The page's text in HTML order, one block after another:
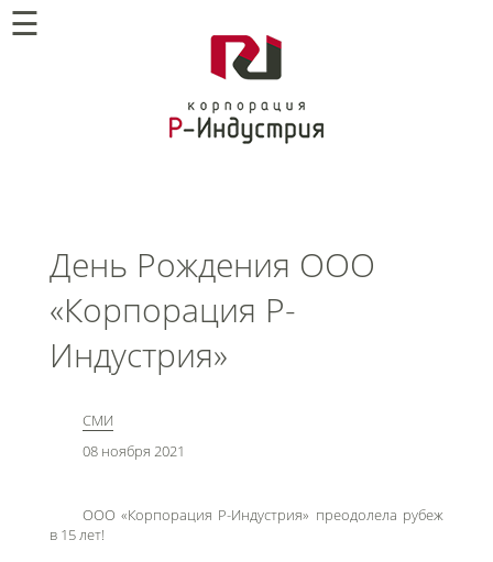
☰
День Рождения ООО
«Корпорация Р-
Индустрия»
СМИ
08 ноября 2021
ООО «Корпорация Р-Индустрия» преодолела рубеж
в 15 лет!